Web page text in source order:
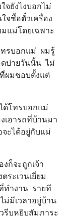
จยังไงบอกไม่
จซื้อตั๋วเครื่อง
แม่โดยเฉพาะ
ทรบอกแม่  ผมรู้
บ่ายวันนั้น  ไม่
ผมชอบตั้งแต่
ด้โทรบอกแม่
เอารถที่บ้านมา
ะได้อยู่กับแม่
ก็จะถูกเจ้า
ะเวนเยี่ยม
ทำงาน  รายที
ม่มีเวลาอยู่บ้าน
รีบหยิบสัมภาระ